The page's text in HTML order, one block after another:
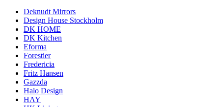
Deknudt Mirrors
Design House Stockholm
DK HOME
DK Kitchen
Eforma
Forestier
Fredericia
Fritz Hansen
Gazzda
Halo Design
HAY